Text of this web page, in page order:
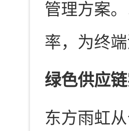
管理方案
率，为终
绿色供应
东方雨虹